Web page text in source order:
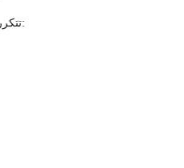
تتكرر العديد من المهام التشغيلية يوميًا: